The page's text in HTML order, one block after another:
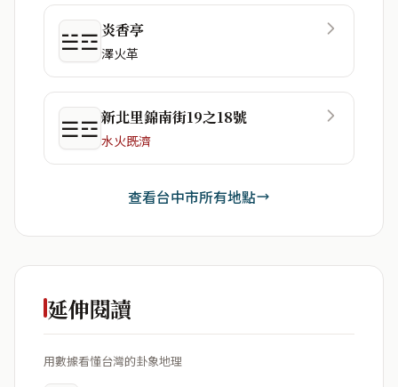
☱☲ 炎香亭
澤火革
☰☲新北里錦南街19之18號
水火既濟
查看台中市所有地點
延伸閱讀
用數據看懂台灣的卦象地理